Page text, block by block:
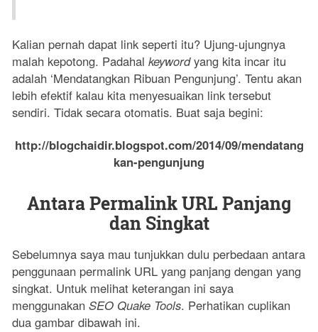
Kalian pernah dapat link seperti itu? Ujung-ujungnya
malah kepotong. Padahal keywordyang kita incar itu
adalah ‘Mendatangkan Ribuan Pengunjung’. Tentu akan
lebih efektif kalau kita menyesuaikan link tersebut
sendiri. Tidak secara otomatis. Buat saja begini:
http://blogchaidir.blogspot.com/2014/09/mendatang
kan-pengunjung
Antara Permalink URL Panjang
dan Singkat
Sebelumnya saya mau tunjukkan dulu perbedaan antara
penggunaan permalink URL yang panjang dengan yang
singkat. Untuk melihat keterangan ini saya
menggunakan SEO Quake Tools. Perhatikan cuplikan
dua gambar dibawah ini.